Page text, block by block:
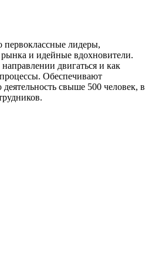
лидеры,
и идейные вдохновители.
двигаться и как
Обеспечивают
свыше 500 человек, в